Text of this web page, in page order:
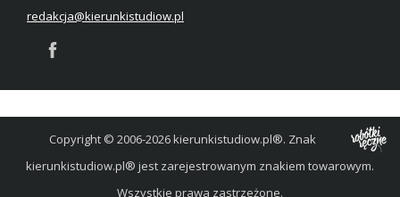
redakcja@kierunkistudiow.pl
Copyright © 2006-2026 kierunkistudiow.pl®. Znak
kierunkistudiow.pl® jest zarejestrowanym znakiem towarowym.
Wszystkie prawa zastrzeżone.